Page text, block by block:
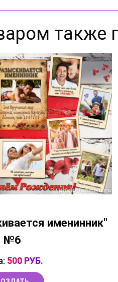
также
именинник"
№6
500 РУБ.